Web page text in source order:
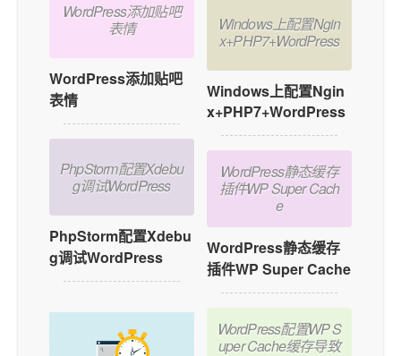
WordPress添加贴吧
表情
WordPress添加贴吧
表情
PhpStorm配置Xdebu
g调试WordPress
PhpStorm配置Xdebu
g调试WordPress
Windows上配置Ngin
x+PHP7+WordPress
Windows上配置Ngin
x+PHP7+WordPress
WordPress静态缓存
插件WP Super Cach
e
WordPress静态缓存
插件WP Super Cache
WordPress配置WP S
uper Cache缓存导致